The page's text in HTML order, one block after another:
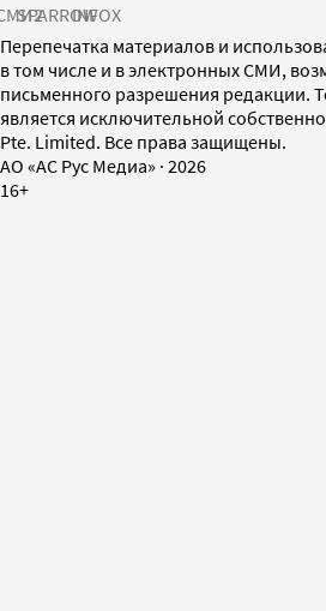
SPARROWINFOX
Перепечатка материалов и
в том числе и в электронных СМИ,
письменного разрешения редакции.
является исключительной
Pte. Limited. Все права защищены.
AO «АС Рус Медиа» · 2026
16+